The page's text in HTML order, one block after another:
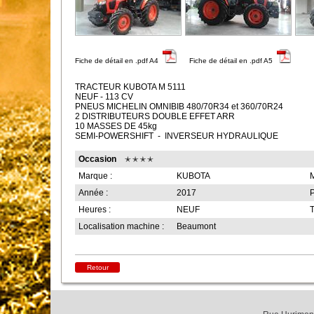
Fiche de détail en .pdf A4 Fiche de détail en .pdf A5
TRACTEUR KUBOTA M 5111
NEUF - 113 CV
PNEUS MICHELIN OMNIBIB 480/70R34 et 360/70R24
2 DISTRIBUTEURS DOUBLE EFFET ARR
10 MASSES DE 45kg
SEMI-POWERSHIFT - INVERSEUR HYDRAULIQUE
Occasion
Marque :
KUBOTA
Année :
2017
Heures :
NEUF
Localisation machine :
Beaumont
Retour